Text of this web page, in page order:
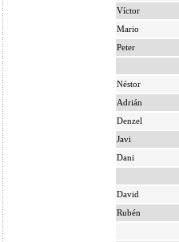
Víctor
Mario
Peter
Néstor
Adrián
Denzel
Javi
Dani
David
Rubén